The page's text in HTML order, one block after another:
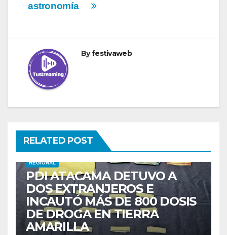
astronomía
Byfestivaweb
RELATED POST
REGIONAL
PDI ATACAMA DETUVO A
DOS EXTRANJEROS E
INCAUTÓ MÁS DE 800 DOSIS
DE DROGA EN TIERRA
AMARILLA